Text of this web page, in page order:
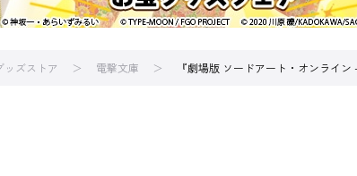
ッズストア 電撃文庫 『劇場版 ソードアート・オンライ